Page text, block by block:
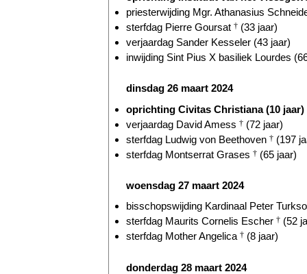
priesterwijding Mgr. Athanasius
sterfdag Pierre Goursat † (33 jaar)
verjaardag Sander Kesseler (43 jaar)
inwijding Sint Pius X basiliek Lourdes
dinsdag 26 maart 2024
oprichting Civitas Christiana (10 jaar)
verjaardag David Amess † (72 jaar)
sterfdag Ludwig von Beethoven † (197
sterfdag Montserrat Grases † (65 jaar)
woensdag 27 maart 2024
bisschopswijding Kardinaal Peter
sterfdag Maurits Cornelis Escher † (52
sterfdag Mother Angelica † (8 jaar)
donderdag 28 maart 2024